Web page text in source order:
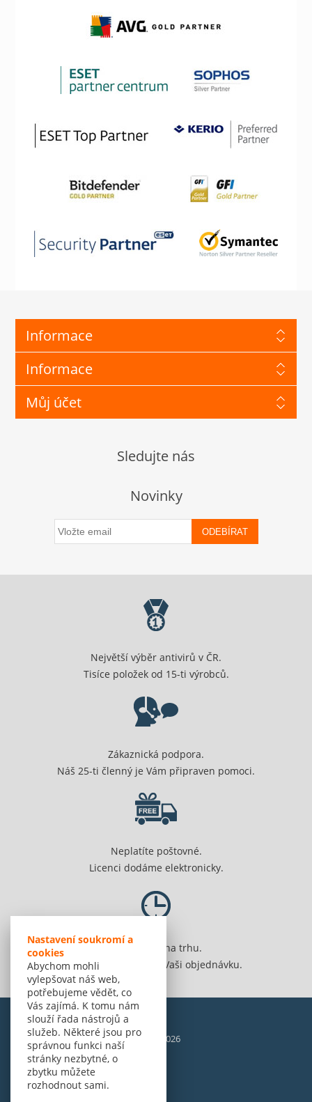
Nastavení soukromí a
cookies
Abychom mohli
vylepšovat náš web,
potřebujeme vědět, co
Vás zajímá. K tomu nám
slouží řada nástrojů a
služeb. Některé jsou pro
správnou funkci naší
stránky nezbytné, o
zbytku můžete
rozhodnout sami.
Informace
Informace
Můj účet
Sledujte nás
Novinky
ODEBÍRAT
Největší výběr antivirů v ČR.
Tisíce položek od 15-ti výrobců.
Zákaznická podpora.
Náš 25-ti členný je Vám připraven pomoci.
Neplatíte poštovné.
Licenci dodáme elektronicky.
Jsme 20 let na trhu.
Spolehlivě vyřídíme Vaši objednávku.
© Amenit Software Solutions, 1998 - 2026
Powered bynopCommerce